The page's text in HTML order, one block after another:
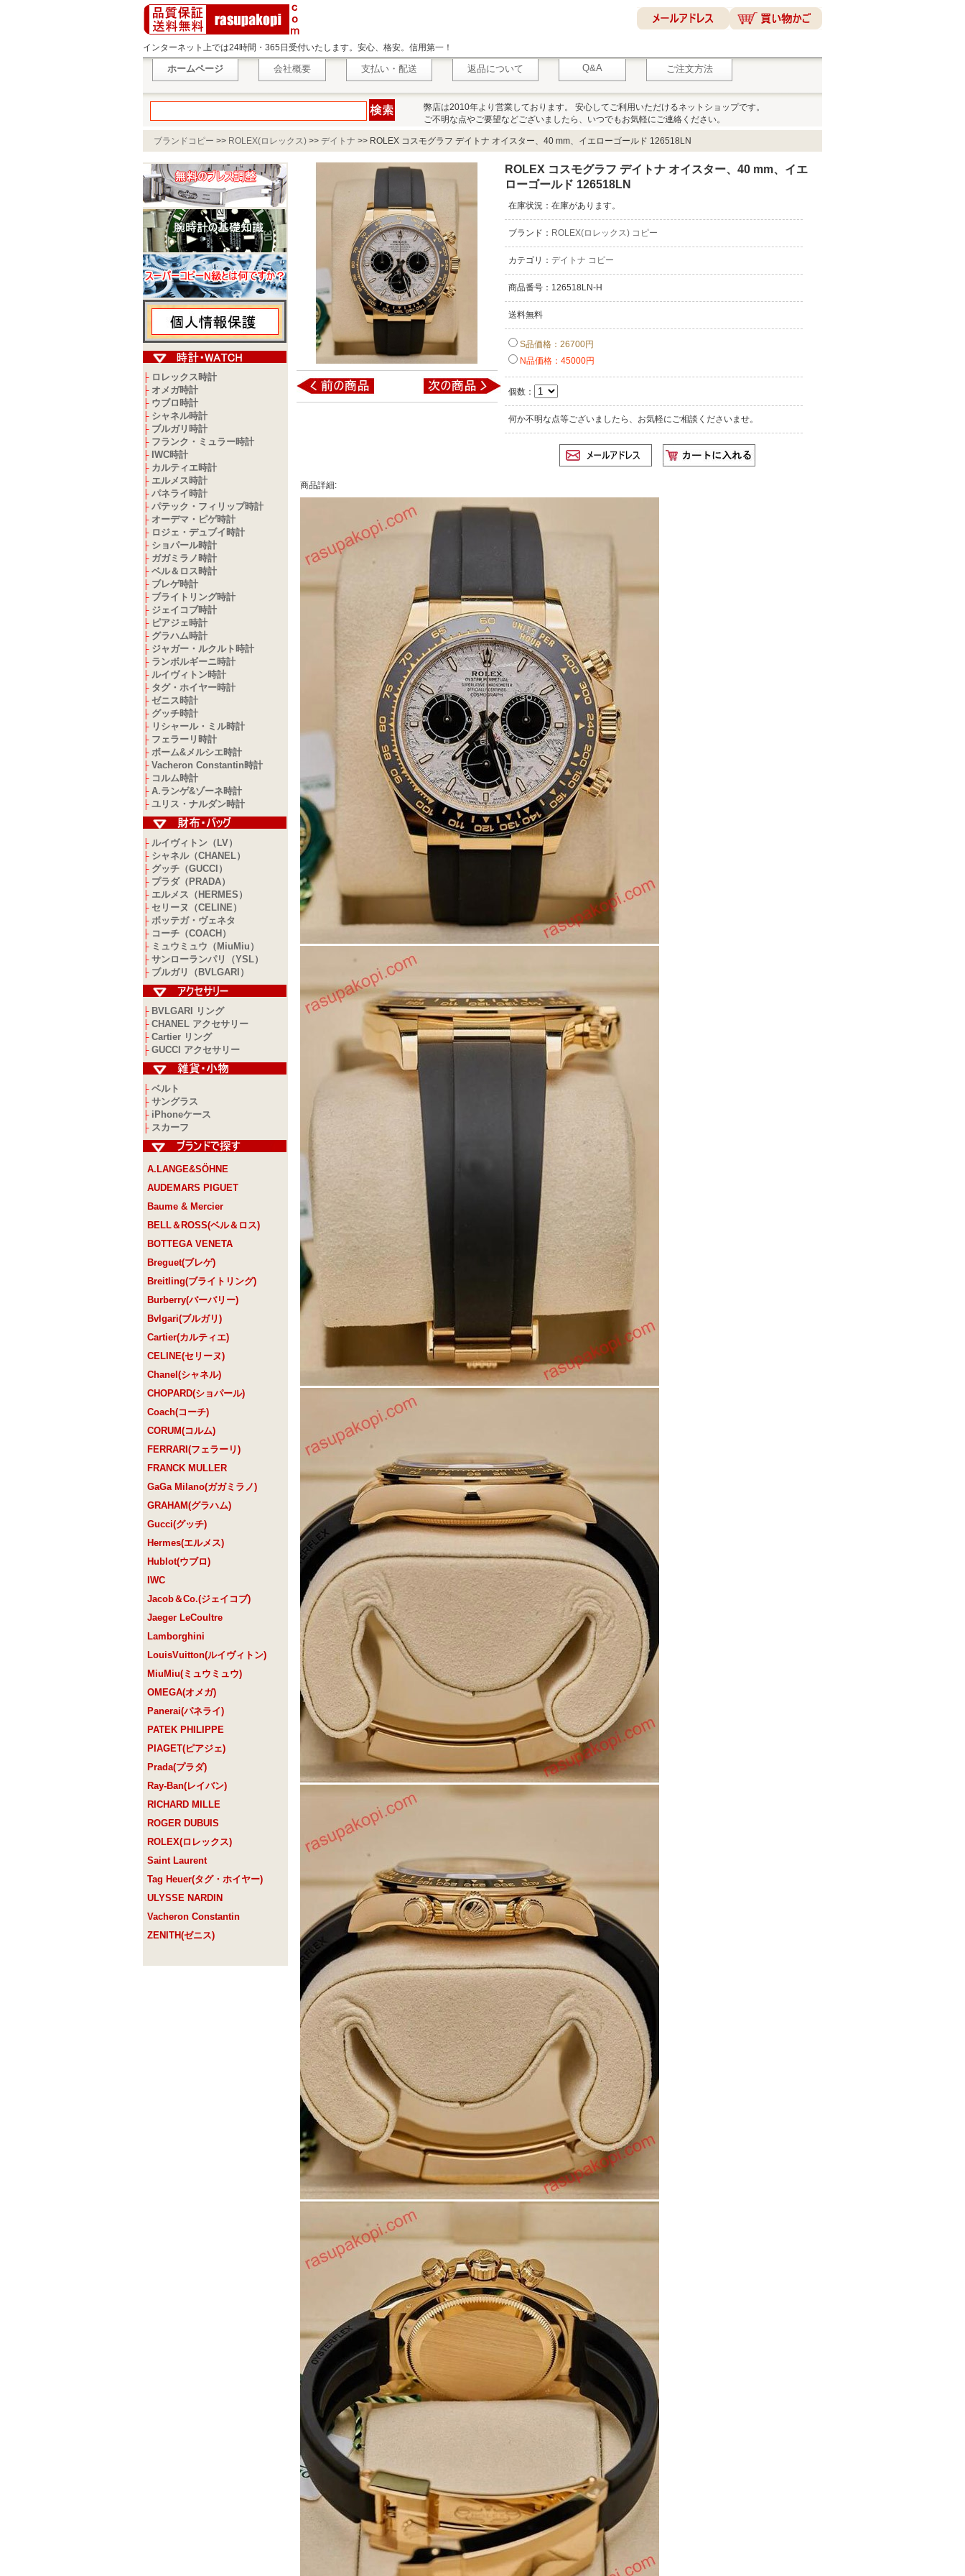
インターネット上では24時間・365日受付いたします。安心、格安。信用第一！
ホームページ 会社概要 支払い・配送 返品について Q&A ご注文方法
弊店は2010年より営業しております。 安心してご利用いただけるネットショップです。
ご不明な点やご要望などございましたら、いつでもお気軽にご連絡ください。
ブランドコピー >> ROLEX(ロレックス) >> デイトナ >> ROLEX コスモグラフ デイトナ オイスター、40 mm、イエローゴールド 126518LN
├ ロレックス時計
├ オメガ時計
├ ウブロ時計
├ シャネル時計
├ ブルガリ時計
├ フランク・ミュラー時計
├ IWC時計
├ カルティエ時計
├ エルメス時計
├ パネライ時計
├ パテック・フィリップ時計
├ オーデマ・ピゲ時計
├ ロジェ・デュブイ時計
├ ショパール時計
├ ガガミラノ時計
├ ベル＆ロス時計
├ ブレゲ時計
├ ブライトリング時計
├ ジェイコブ時計
├ ピアジェ時計
├ グラハム時計
├ ジャガー・ルクルト時計
├ ランボルギーニ時計
├ ルイヴィトン時計
├ タグ・ホイヤー時計
├ ゼニス時計
├ グッチ時計
├ リシャール・ミル時計
├ フェラーリ時計
├ ボーム&メルシエ時計
├ Vacheron Constantin時計
├ コルム時計
├ A.ランゲ&ゾーネ時計
├ ユリス・ナルダン時計
├ ルイヴィトン（LV）
├ シャネル（CHANEL）
├ グッチ（GUCCI）
├ プラダ（PRADA）
├ エルメス（HERMES）
├ セリーヌ（CELINE）
├ ボッテガ・ヴェネタ
├ コーチ（COACH）
├ ミュウミュウ（MiuMiu）
├ サンローランパリ（YSL）
├ ブルガリ（BVLGARI）
├ BVLGARI リング
├ CHANEL アクセサリー
├ Cartier リング
├ GUCCI アクセサリー
├ ベルト
├ サングラス
├ iPhoneケース
├ スカーフ
A.LANGE&SÖHNE
AUDEMARS PIGUET
Baume & Mercier
BELL＆ROSS(ベル＆ロス)
BOTTEGA VENETA
Breguet(ブレゲ)
Breitling(ブライトリング)
Burberry(バーバリー)
Bvlgari(ブルガリ)
Cartier(カルティエ)
CELINE(セリーヌ)
Chanel(シャネル)
CHOPARD(ショパール)
Coach(コーチ)
CORUM(コルム)
FERRARI(フェラーリ)
FRANCK MULLER
GaGa Milano(ガガミラノ)
GRAHAM(グラハム)
Gucci(グッチ)
Hermes(エルメス)
Hublot(ウブロ)
IWC
Jacob＆Co.(ジェイコブ)
Jaeger LeCoultre
Lamborghini
LouisVuitton(ルイヴィトン)
MiuMiu(ミュウミュウ)
OMEGA(オメガ)
Panerai(パネライ)
PATEK PHILIPPE
PIAGET(ピアジェ)
Prada(プラダ)
Ray-Ban(レイバン)
RICHARD MILLE
ROGER DUBUIS
ROLEX(ロレックス)
Saint Laurent
Tag Heuer(タグ・ホイヤー)
ULYSSE NARDIN
Vacheron Constantin
ZENITH(ゼニス)
ROLEX コスモグラフ デイトナ オイスター、40 mm、イエ
ローゴールド 126518LN
在庫状況：在庫があります。
ブランド： ROLEX(ロレックス) コピー
カテゴリ： デイトナ コピー
商品番号：126518LN-H
送料無料
S品価格：26700円
N品価格：45000円
個数：
何か不明な点等ございましたら、お気軽にご相談くださいませ。
商品詳細: